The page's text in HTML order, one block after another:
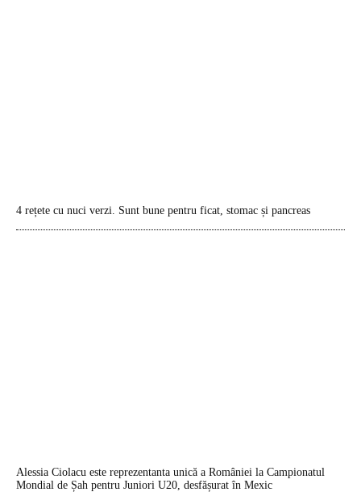
4 rețete cu nuci verzi. Sunt bune pentru ficat, stomac și pancreas
Alessia Ciolacu este reprezentanta unică a României la Campionatul
Mondial de Șah pentru Juniori U20, desfășurat în Mexic